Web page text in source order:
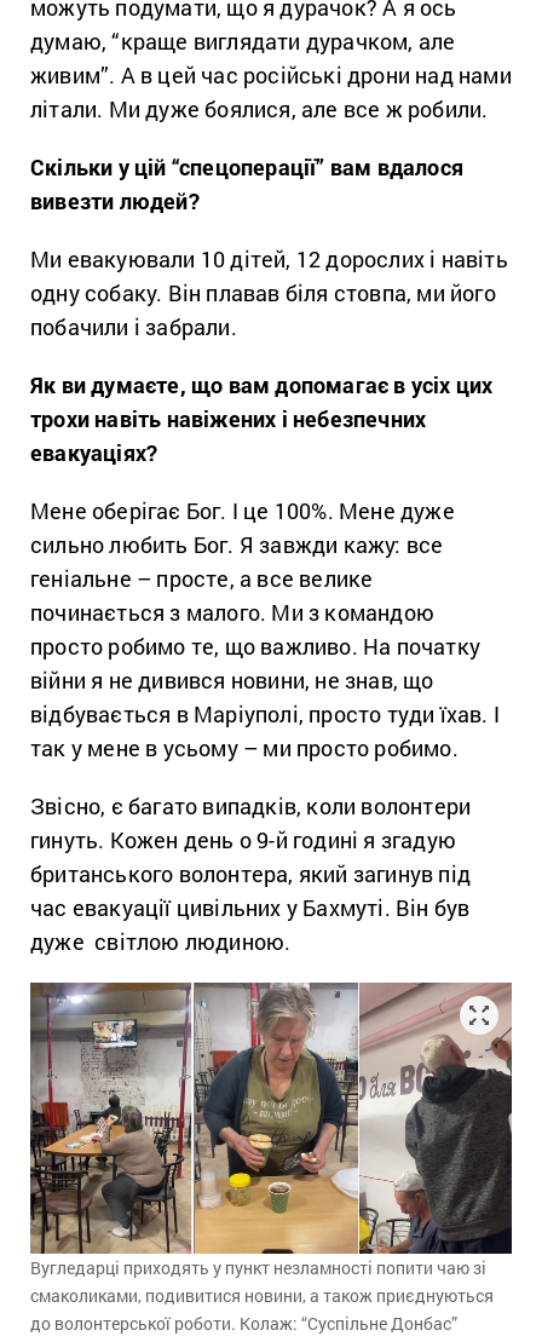
можуть подумати, що я дурачок? А я ось
думаю, “краще виглядати дурачком, але
живим”. А в цей час російські дрони над нами
літали. Ми дуже боялися, але все ж робили.
Скільки у цій “спецоперації” вам вдалося
вивезти людей?
Ми евакуювали 10 дітей, 12 дорослих і навіть
одну собаку. Він плавав біля стовпа, ми його
побачили і забрали.
Як ви думаєте, що вам допомагає в усіх цих
трохи навіть навіжених і небезпечних
евакуаціях?
Мене оберігає Бог. І це 100%. Мене дуже
сильно любить Бог. Я завжди кажу: все
геніальне – просте, а все велике
починається з малого. Ми з командою
просто робимо те, що важливо. На початку
війни я не дивився новини, не знав, що
відбувається в Маріуполі, просто туди їхав. І
так у мене в усьому – ми просто робимо.
Звісно, є багато випадків, коли волонтери
гинуть. Кожен день о 9-й годині я згадую
британського волонтера, який загинув під
час евакуації цивільних у Бахмуті. Він був
дуже світлою людиною.
Вугледарці приходять у пункт незламності попити чаю зі
смаколиками, подивитися новини, а також приєднуються
до волонтерської роботи. Колаж: “Суспільне Донбас”